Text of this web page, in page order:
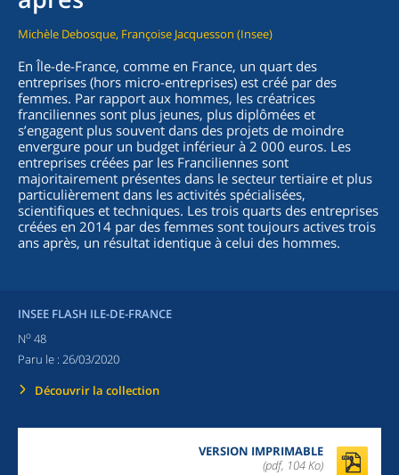
Michèle Debosque, Françoise Jacquesson (Insee)
En Île-de-France, comme en France, un quart des
entreprises (hors micro-entreprises) est créé par des
femmes. Par rapport aux hommes, les créatrices
franciliennes sont plus jeunes, plus diplômées et
s’engagent plus souvent dans des projets de moindre
envergure pour un budget inférieur à 2 000 euros. Les
entreprises créées par les Franciliennes sont
majoritairement présentes dans le secteur tertiaire et plus
particulièrement dans les activités spécialisées,
scientifiques et techniques. Les trois quarts des entreprises
créées en 2014 par des femmes sont toujours actives trois
ans après, un résultat identique à celui des hommes.
INSEE FLASH ILE-DE-FRANCE
No 48
Paru le : 26/03/2020
Découvrir la collection
VERSION IMPRIMABLE
(pdf, 104 Ko)